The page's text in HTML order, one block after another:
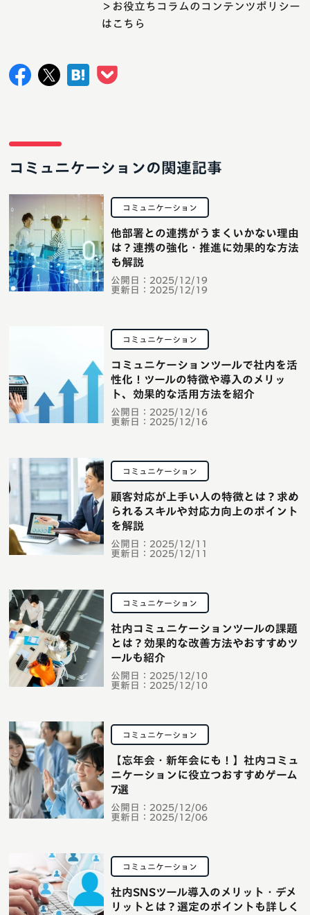
＞お役立ちコラムのコンテンツポリシー
はこちら
コミュニケーションの関連記事
コミュニケーション
公開日： 2025/12/19
更新日： 2025/12/19
他部署との連携がうまくいかない理由
は？連携の強化・推進に効果的な方法
も解説
コミュニケーション
公開日： 2025/12/16
更新日： 2025/12/16
コミュニケーションツールで社内を活
性化！ツールの特徴や導入のメリッ
ト、効果的な活用方法を紹介
コミュニケーション
公開日： 2025/12/11
更新日： 2025/12/11
顧客対応が上手い人の特徴とは？求め
られるスキルや対応力向上のポイント
を解説
コミュニケーション
公開日： 2025/12/10
更新日： 2025/12/10
社内コミュニケーションツールの課題
とは？効果的な改善方法やおすすめツ
ールも紹介
コミュニケーション
公開日： 2025/12/06
更新日： 2025/12/06
【忘年会・新年会にも！】社内コミュ
ニケーションに役立つおすすめゲーム
7選
コミュニケーション
社内SNSツール導入のメリット・デメ
リットとは？選定のポイントも詳しく